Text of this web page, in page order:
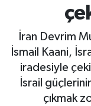
İran Devrim
İsmail Kaani,
iradesiyle
İsrail
çıkmak